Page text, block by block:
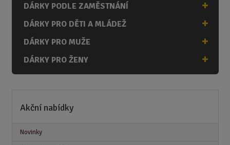
DÁRKY PODLE ZAMĚSTNÁNÍ
DÁRKY PRO DĚTI A MLÁDEŽ
DÁRKY PRO MUŽE
DÁRKY PRO ŽENY
Akční nabídky
Novinky